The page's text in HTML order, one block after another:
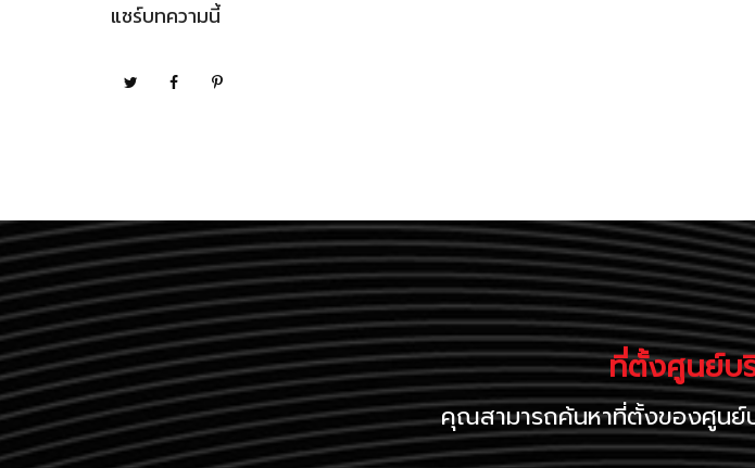
แชร์บทความนี้
ที่ตั้งศูนย์บ
คุณสามารถค้นหาที่ตั้งของศูนย์